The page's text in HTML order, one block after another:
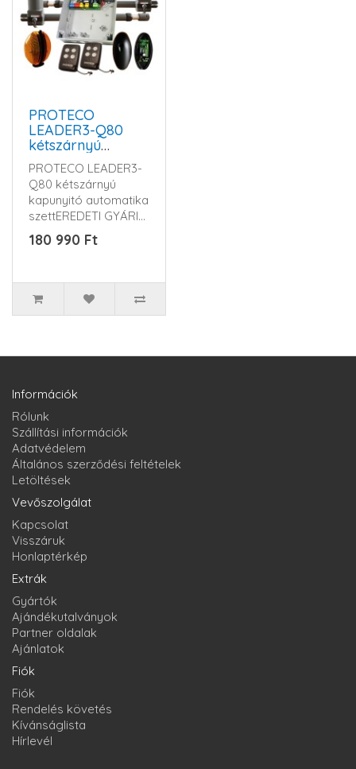
PROTECO
LEADER3-Q80
kétszárnyú
kapunyitó
automatika szett
PROTECO LEADER3-
Q80 kétszárnyú
kapunyitó automatika
szettEREDETI GYÁRI
KIEGÉSZÍTŐKKELA
szett tartalm..
180 990 Ft
Információk
Rólunk
Szállítási információk
Adatvédelem
Általános szerződési feltételek
Letöltések
Vevőszolgálat
Kapcsolat
Visszáruk
Honlaptérkép
Extrák
Gyártók
Ajándékutalványok
Partner oldalak
Ajánlatok
Fiók
Fiók
Rendelés követés
Kívánságlista
Hírlevél